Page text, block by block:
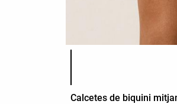
Llista de colors del
Calcetes de biquini